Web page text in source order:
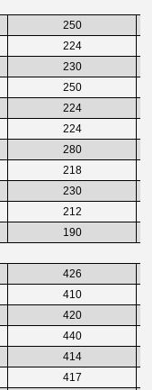
250
224
230
250
224
224
280
218
230
212
190
426
410
420
440
414
417